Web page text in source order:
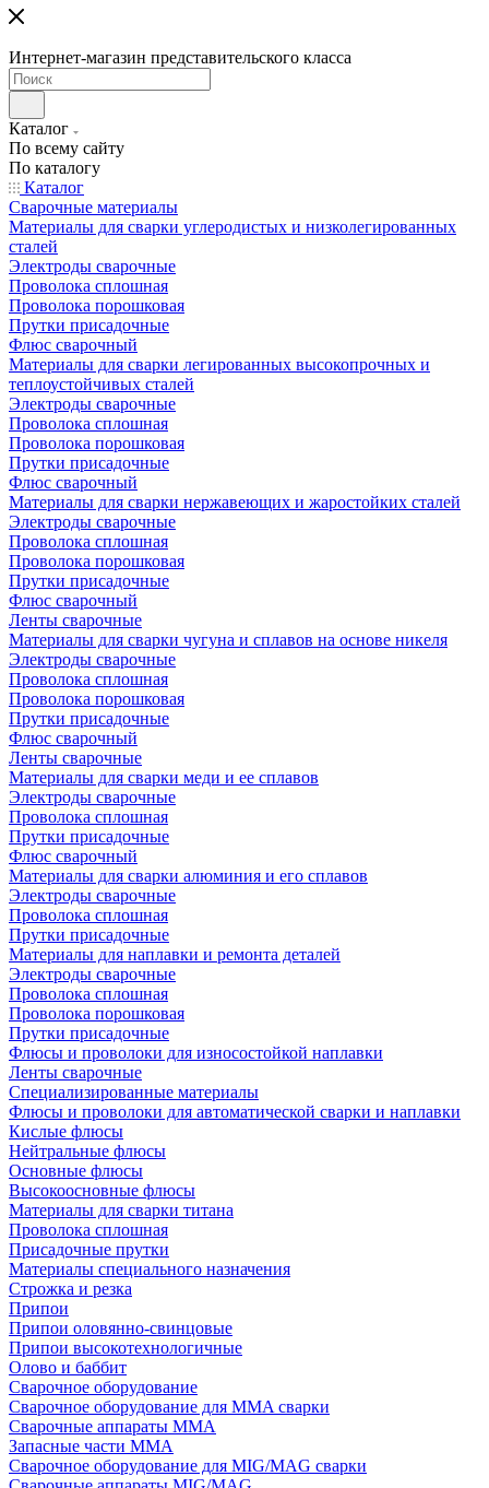
Интернет-магазин представительского класса
Каталог
По всему сайту
По каталогу
Каталог
Сварочные материалы
Материалы для сварки углеродистых и низколегированных
сталей
Электроды сварочные
Проволока сплошная
Проволока порошковая
Прутки присадочные
Флюс сварочный
Материалы для сварки легированных высокопрочных и
теплоустойчивых сталей
Электроды сварочные
Проволока сплошная
Проволока порошковая
Прутки присадочные
Флюс сварочный
Материалы для сварки нержавеющих и жаростойких сталей
Электроды сварочные
Проволока сплошная
Проволока порошковая
Прутки присадочные
Флюс сварочный
Ленты сварочные
Материалы для сварки чугуна и сплавов на основе никеля
Электроды сварочные
Проволока сплошная
Проволока порошковая
Прутки присадочные
Флюс сварочный
Ленты сварочные
Материалы для сварки меди и ее сплавов
Электроды сварочные
Проволока сплошная
Прутки присадочные
Флюс сварочный
Материалы для сварки алюминия и его сплавов
Электроды сварочные
Проволока сплошная
Прутки присадочные
Материалы для наплавки и ремонта деталей
Электроды сварочные
Проволока сплошная
Проволока порошковая
Прутки присадочные
Флюсы и проволоки для износостойкой наплавки
Ленты сварочные
Специализированные материалы
Флюсы и проволоки для автоматической сварки и наплавки
Кислые флюсы
Нейтральные флюсы
Основные флюсы
Высокоосновные флюсы
Материалы для сварки титана
Проволока сплошная
Присадочные прутки
Материалы специального назначения
Строжка и резка
Припои
Припои оловянно-свинцовые
Припои высокотехнологичные
Олово и баббит
Сварочное оборудование
Сварочное оборудование для MMA сварки
Сварочные аппараты MMA
Запасные части MMA
Сварочное оборудование для MIG/MAG сварки